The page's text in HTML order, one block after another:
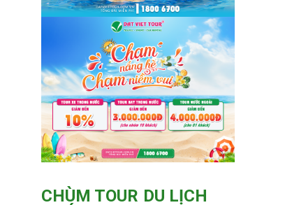
CHÙM TOUR DU LỊCH